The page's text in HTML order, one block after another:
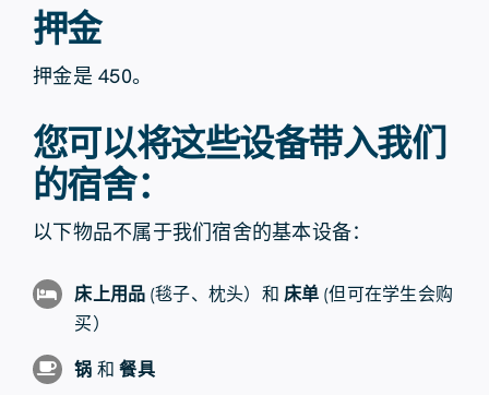
押金
押金是 450。
您可以将这些设备带入我们
的宿舍：
以下物品不属于我们宿舍的基本设备：
床上用品 (毯子、枕头）和 床单 (但可在学生会购
买）
锅 和餐具